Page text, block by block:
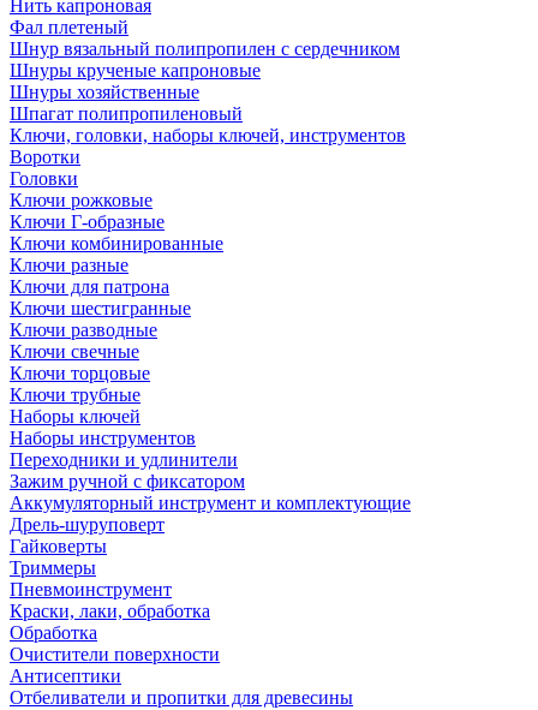
Нить капроновая
Фал плетеный
Шнур вязальный полипропилен с сердечником
Шнуры крученые капроновые
Шнуры хозяйственные
Шпагат полипропиленовый
Ключи, головки, наборы ключей, инструментов
Воротки
Головки
Ключи рожковые
Ключи Г-образные
Ключи комбинированные
Ключи разные
Ключи для патрона
Ключи шестигранные
Ключи разводные
Ключи свечные
Ключи торцовые
Ключи трубные
Наборы ключей
Наборы инструментов
Переходники и удлинители
Зажим ручной с фиксатором
Аккумуляторный инструмент и комплектующие
Дрель-шуруповерт
Гайковерты
Триммеры
Пневмоинструмент
Краски, лаки, обработка
Обработка
Очистители поверхности
Антисептики
Отбеливатели и пропитки для древесины